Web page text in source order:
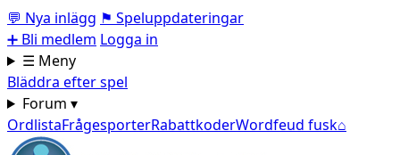
💬 Nya inlägg ⚑ Speluppdateringar
➕ Bli medlem Logga in
☰ Meny
Bläddra efter spel
Forum ▾
OrdlistaFrågesporterRabattkoderWordfeud fusk⌂